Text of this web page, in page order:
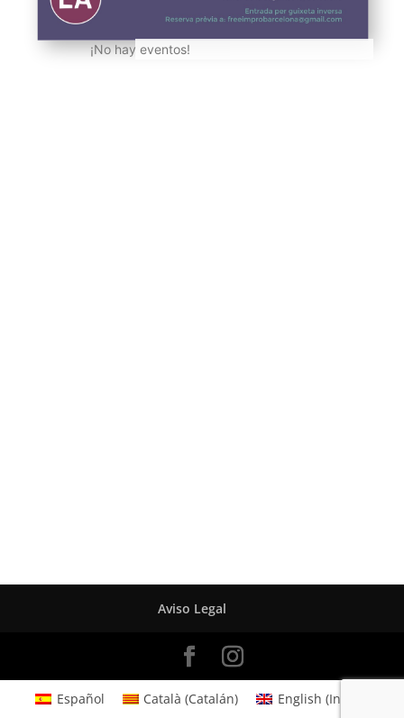
¡No hay eventos!
Aviso Legal
Español Català (Catalán) English (Inglés